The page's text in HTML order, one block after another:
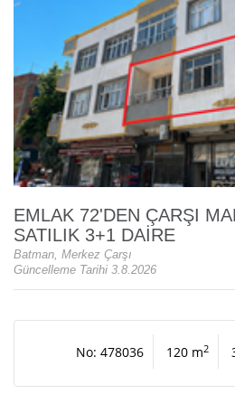
EMLAK 72'DEN ÇARŞI
SATILIK 3+1 DAİRE
Batman, Merkez Çarşı
Güncelleme Tarihi 3.8.2026
No: 478036 120 m2